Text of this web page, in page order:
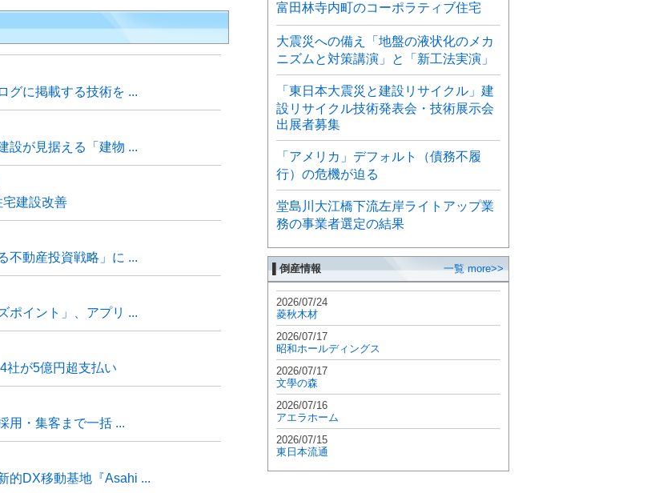
グに掲載する技術を ...
が見据える「建物 ...
建設改善
不動産投資戦略」に ...
ポイント」、アプリ ...
社が5億円超支払い
用・集客まで一括 ...
的DX移動基地『Asahi ...
富田林寺内町のコーポラティブ住宅
大震災への備え「地盤の液状化のメカ
ニズムと対策講演」と「新工法実演」
「東日本大震災と建設リサイクル」建
設リサイクル技術発表会・技術展示会
出展者募集
「アメリカ」デフォルト（債務不履
行）の危機が迫る
堂島川大江橋下流左岸ライトアップ業
務の事業者選定の結果
▌倒産情報 一覧 more>>
2026/07/24
菱秋木材
2026/07/17
昭和ホールディングス
2026/07/17
文學の森
2026/07/16
アエラホーム
2026/07/15
東日本流通